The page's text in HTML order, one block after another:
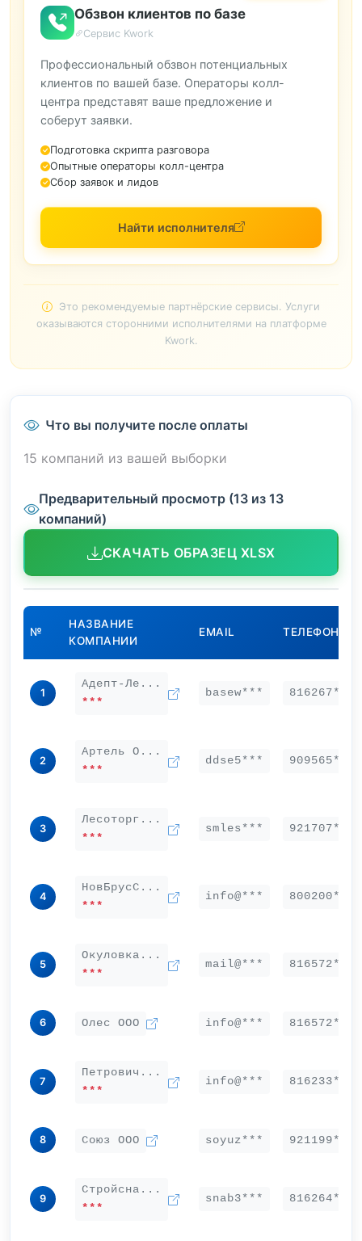
Обзвон клиентов по базе
Сервис Kwork
Профессиональный обзвон потенциальных
клиентов по вашей базе. Операторы колл-
центра представят ваше предложение и
соберут заявки.
Подготовка скрипта разговора
Опытные операторы колл-центра
Сбор заявок и лидов
Найти исполнителя
Это рекомендуемые партнёрские сервисы. Услуги
оказываются сторонними исполнителями на платформе
Kwork.
Что вы получите после оплаты
15 компаний из вашей выборки
Предварительный просмотр (13 из 13
компаний)
СКАЧАТЬ ОБРАЗЕЦ XLSX
№
НАЗВАНИЕ
КОМПАНИИ
EMAIL ТЕЛЕФОН
1
Адепт-Ле...
***
basew*** 816267***
2
Артель О...
***
ddse5*** 909565***
3
Лесоторг...
***
smles*** 921707***
4
НовБрусС...
***
info@*** 800200***
5
Окуловка...
***
mail@*** 816572***
6 Олес ООО info@*** 816572***
7
Петрович...
***
info@*** 816233***
8 Союз ООО soyuz*** 921199***
9
Стройсна...
***
snab3*** 816264***